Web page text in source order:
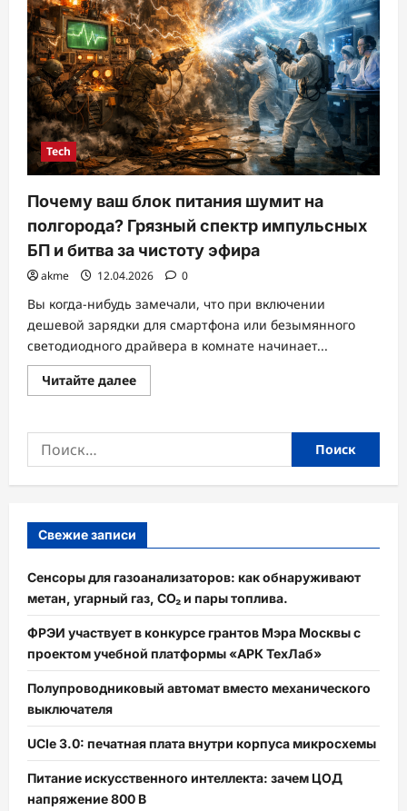
Tech
Почему ваш блок питания шумит на
полгорода? Грязный спектр импульсных
БП и битва за чистоту эфира
akme 12.04.2026 0
Вы когда-нибудь замечали, что при включении
дешевой зарядки для смартфона или безымянного
светодиодного драйвера в комнате начинает...
Читайте далееПрочитать
больше
ваш
шумит
спектр
БП
за
чистоту
эфира
Найти:
Свежие записи
Сенсоры для газоанализаторов: как обнаруживают
метан, угарный газ, CO₂ и пары топлива.
ФРЭИ участвует в конкурсе грантов Мэра Москвы с
проектом учебной платформы «АРК ТехЛаб»
Полупроводниковый автомат вместо механического
выключателя
UCIe 3.0: печатная плата внутри корпуса микросхемы
Питание искусственного интеллекта: зачем ЦОД
напряжение 800 В